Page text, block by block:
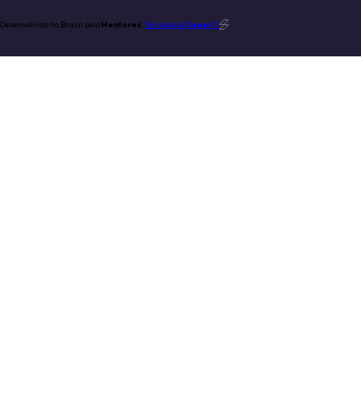
Desenvolvido no Brasil pelaMentores.Tecnologia Super 1.